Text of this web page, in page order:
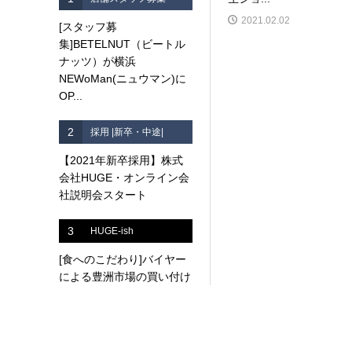
2021.02.02
[スタッフ募
集]BETELNUT（ビートル
ナッツ）が横浜
NEWoMan(ニュウマン)に
OP...
2 採用 |新卒・中途|
【2021年新卒採用】株式
会社HUGE・オンライン会
社説明会スタート
3 HUGE-ish
[食へのこだわり]バイヤー
による豊洲市場の買い付け